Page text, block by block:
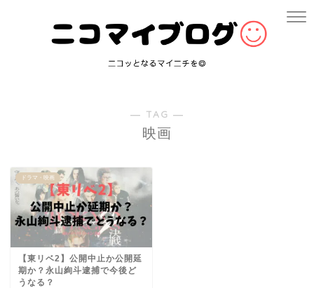
― TAG ―
映画
ドラマ・映画
【東リベ2】公開中止か公開延
期か？永山絢斗逮捕で今後ど
うなる？